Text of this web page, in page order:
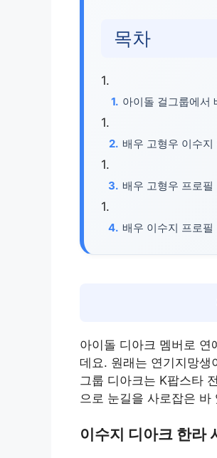
목차
아이돌 걸그룹에서
배우 고형우 이수지
배우 고형우 프로필
배우 이수지 프로필
아이돌 디아크 멤버로
데요. 원래는 연기지망생
그룹 디아크는 K팝스타
으로 눈길을 사로잡은 바
이수지 디아크 한라